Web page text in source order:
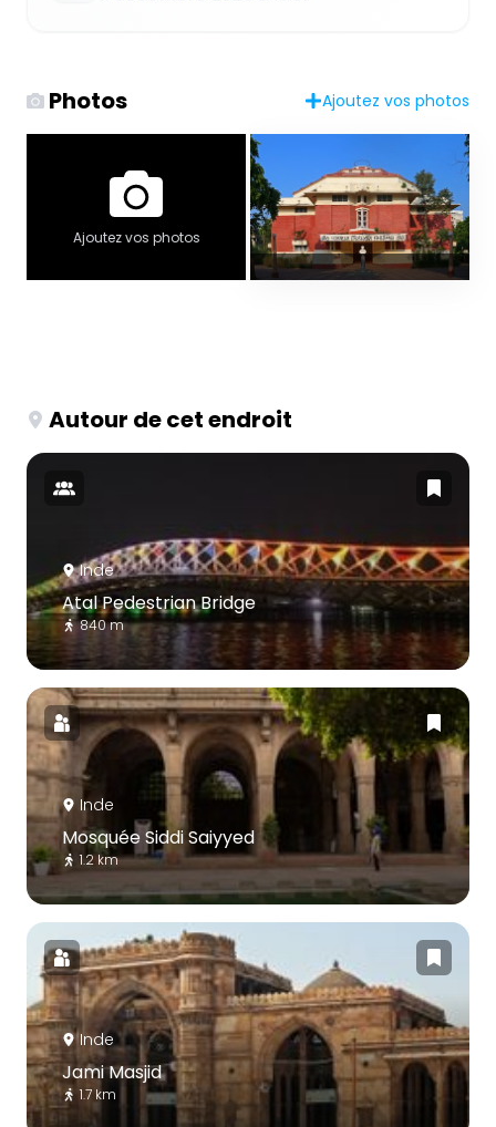
Photos Ajoutez vos photos
Ajoutez vos photos
Autour de cet endroit
Inde
Atal Pedestrian Bridge
840 m
Inde
Mosquée Siddi Saiyyed
1.2 km
Inde
Jami Masjid
1.7 km